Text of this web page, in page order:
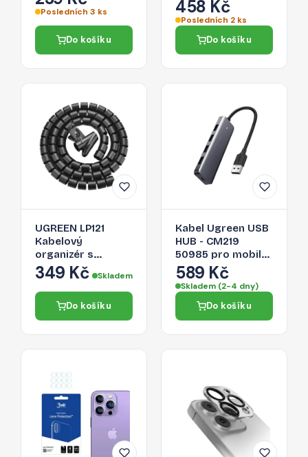
14 Pro Max, čiré
Posledních 3 ks
Do košíku
pro iPhone 14 Pro
Max, černý
rámeček
458 Kč
Posledních 2 ks
Do košíku
UGREEN LP121
Kabelový
organizér s
aplikačním
vodítkem, průměr
25mm, délka 1,5m,
černý
349 Kč Skladem
Do košíku
Kabel Ugreen USB
HUB - CM219
50985 pro mobilní
zařízení - šedá
589 Kč
Skladem (2-4 dny)
Do košíku